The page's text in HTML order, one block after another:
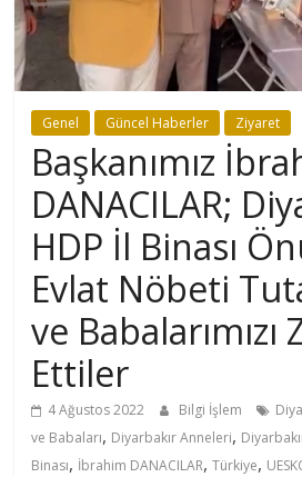
Genel Güncel Haberler Ziyaret
Başkanımız
DANACILAR;
HDP İl Binası
Evlat Nöbeti
ve Babalarımızı
Ettiler
4 Ağustos 2022 Bilgi İşlem
ve Babaları, Diyarbakır Anneleri,
Binası, İbrahim DANACILAR,Türkiye,